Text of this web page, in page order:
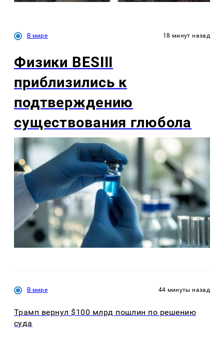
В мире 18 минут назад
Физики BESIII
приблизились к
подтверждению
существования глюбола
В мире 44 минуты назад
Трамп вернул $100 млрд пошлин по решению
суда